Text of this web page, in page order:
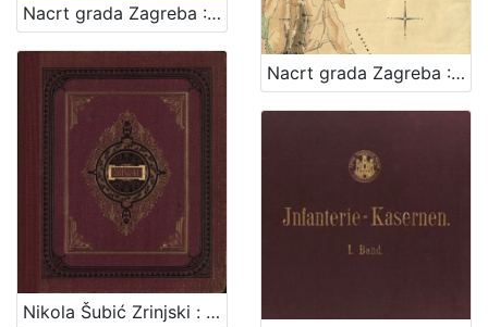
Nacrt grada Zagreba : 1878. / sastavio gradski gradjevni ured
Nacrt grada Zagreba : 1898. / sastavio gradski gradjevni ured
Nikola Šubić Zrinjski : glasbena tragedija u 3 čina (8 slika) : op. 403 / glasbotvorio Ivan pl. Zajc ; po drami Teodora Körnera napisao Hugo Badalić ; priređeno po sladatelju za glasovir ujedno s pjevanjem i sa hrvatskim i talijanskim tekstom. Zagreb, [1884].